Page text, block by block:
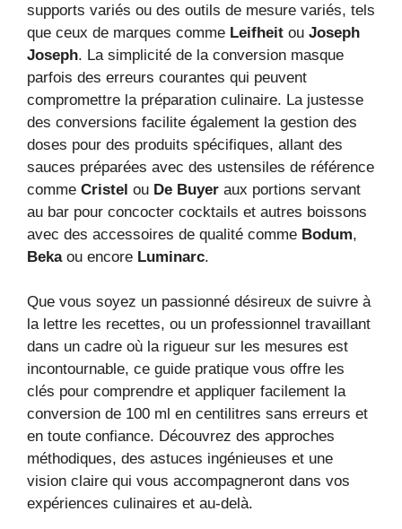
supports variés ou des outils de mesure variés, tels
que ceux de marques comme Leifheit ou Joseph
Joseph. La simplicité de la conversion masque
parfois des erreurs courantes qui peuvent
compromettre la préparation culinaire. La justesse
des conversions facilite également la gestion des
doses pour des produits spécifiques, allant des
sauces préparées avec des ustensiles de référence
comme Cristel ou De Buyer aux portions servant
au bar pour concocter cocktails et autres boissons
avec des accessoires de qualité comme Bodum,
Bekaou encore Luminarc.
Que vous soyez un passionné désireux de suivre à
la lettre les recettes, ou un professionnel travaillant
dans un cadre où la rigueur sur les mesures est
incontournable, ce guide pratique vous offre les
clés pour comprendre et appliquer facilement la
conversion de 100 ml en centilitres sans erreurs et
en toute confiance. Découvrez des approches
méthodiques, des astuces ingénieuses et une
vision claire qui vous accompagneront dans vos
expériences culinaires et au-delà.